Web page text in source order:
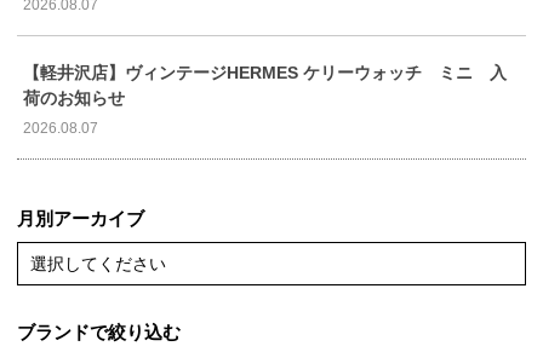
2026.08.07
【軽井沢店】ヴィンテージHERMES ケリーウォッチ ミニ 入
荷のお知らせ
2026.08.07
月別アーカイブ
選択してください
ブランドで絞り込む